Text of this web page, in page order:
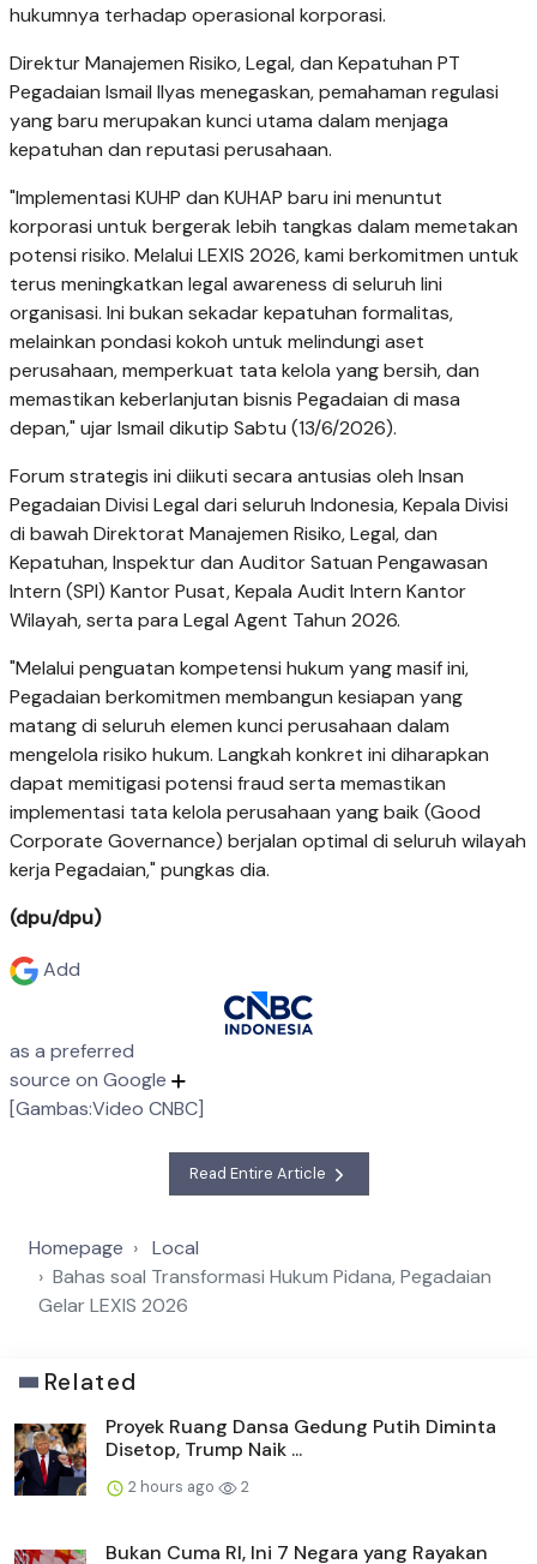
hukumnya terhadap operasional korporasi.
Direktur Manajemen Risiko, Legal, dan Kepatuhan PT
Pegadaian Ismail Ilyas menegaskan, pemahaman regulasi
yang baru merupakan kunci utama dalam menjaga
kepatuhan dan reputasi perusahaan.
"Implementasi KUHP dan KUHAP baru ini menuntut
korporasi untuk bergerak lebih tangkas dalam memetakan
potensi risiko. Melalui LEXIS 2026, kami berkomitmen untuk
terus meningkatkan legal awareness di seluruh lini
organisasi. Ini bukan sekadar kepatuhan formalitas,
melainkan pondasi kokoh untuk melindungi aset
perusahaan, memperkuat tata kelola yang bersih, dan
memastikan keberlanjutan bisnis Pegadaian di masa
depan," ujar Ismail dikutip Sabtu (13/6/2026).
Forum strategis ini diikuti secara antusias oleh Insan
Pegadaian Divisi Legal dari seluruh Indonesia, Kepala Divisi
di bawah Direktorat Manajemen Risiko, Legal, dan
Kepatuhan, Inspektur dan Auditor Satuan Pengawasan
Intern (SPI) Kantor Pusat, Kepala Audit Intern Kantor
Wilayah, serta para Legal Agent Tahun 2026.
"Melalui penguatan kompetensi hukum yang masif ini,
Pegadaian berkomitmen membangun kesiapan yang
matang di seluruh elemen kunci perusahaan dalam
mengelola risiko hukum. Langkah konkret ini diharapkan
dapat memitigasi potensi fraud serta memastikan
implementasi tata kelola perusahaan yang baik (Good
Corporate Governance) berjalan optimal di seluruh wilayah
kerja Pegadaian," pungkas dia.
(dpu/dpu)
Add
as a preferred
source on Google
[Gambas:Video CNBC]
Read Entire Article
Homepage
Local
Bahas soal Transformasi Hukum Pidana, Pegadaian
Gelar LEXIS 2026
Related
Proyek Ruang Dansa Gedung Putih Diminta
Disetop, Trump Naik ...
2 hours ago 2
Bukan Cuma RI, Ini 7 Negara yang Rayakan